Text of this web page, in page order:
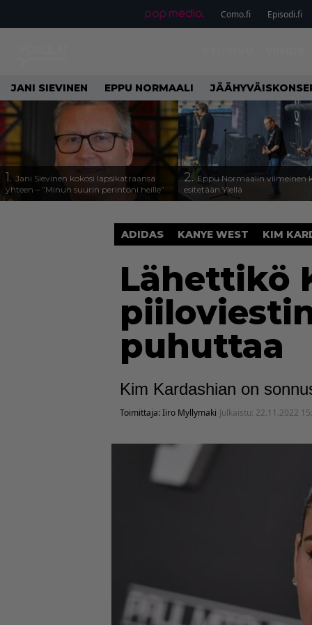
Como.fi Episodi.fi
JANI SIEVINEN EPPU NORMAALI
1. Jani Sievinen kokosi lapsikatraansa
yhteen – ”Minun suurin perintöni heille”
2. Eppu Normaalin viimeinen
esitetään Ylellä
ADIDAS KANYE WEST KIM
Lähettikö
puhuttaa
Kim Kardashian on
Toimittaja:Iiro Myllymaki Julkaistu: 22.11.2022